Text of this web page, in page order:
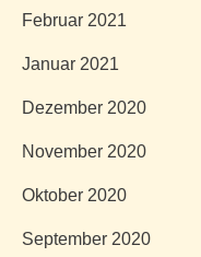
Februar 2021
Januar 2021
Dezember 2020
November 2020
Oktober 2020
September 2020